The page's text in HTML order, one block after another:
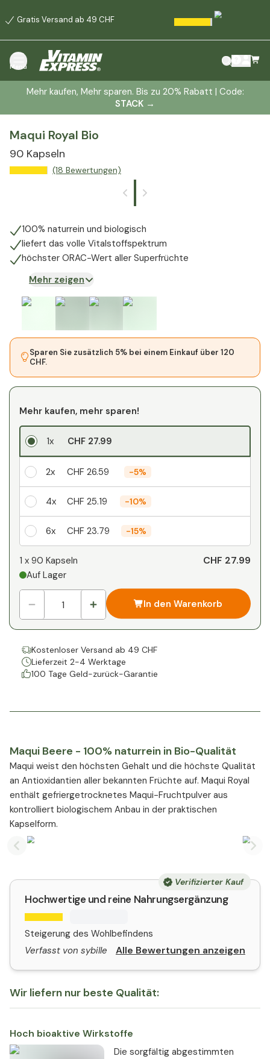
Gratis Versand ab 49 CHF
Menü
Mehr kaufen, Mehr sparen. Bis zu 20% Rabatt | Code:
STACK →
Maqui Royal Bio
90 Kapseln
(18 Bewertungen)
100% naturrein und biologisch
liefert das volle Vitalstoffspektrum
höchster ORAC-Wert aller Superfrüchte
Mehr zeigen
Sparen Sie zusätzlich 5% bei einem Einkauf über 120
CHF.
Mehr kaufen, mehr sparen!
1x CHF 27.99
2x CHF 26.59 -5%
4x CHF 25.19 -10%
6x CHF 23.79 -15%
1x
1 x 90 Kapseln
Auf Lager
CHF 27.99
In den Warenkorb
Kostenloser Versand ab 49 CHF
Lieferzeit 2-4 Werktage
100 Tage Geld-zurück-Garantie
Maqui Beere - 100% naturrein in Bio-Qualität
Maqui weist den höchsten Gehalt und die höchste Qualität
an Antioxidantien aller bekannten Früchte auf. Maqui Royal
enthält gefriergetrocknetes Maqui-Fruchtpulver aus
kontrolliert biologischem Anbau in der praktischen
Kapselform.
Previous slide
Verifizierter Kauf
Hochwertige und reine Nahrungsergänzung
Steigerung des Wohlbefindens
Verfasst von sybille
Alle Bewertungen anzeigen
Wir liefern nur beste Qualität:
Hoch bioaktive Wirkstoffe
Die sorgfältig abgestimmten